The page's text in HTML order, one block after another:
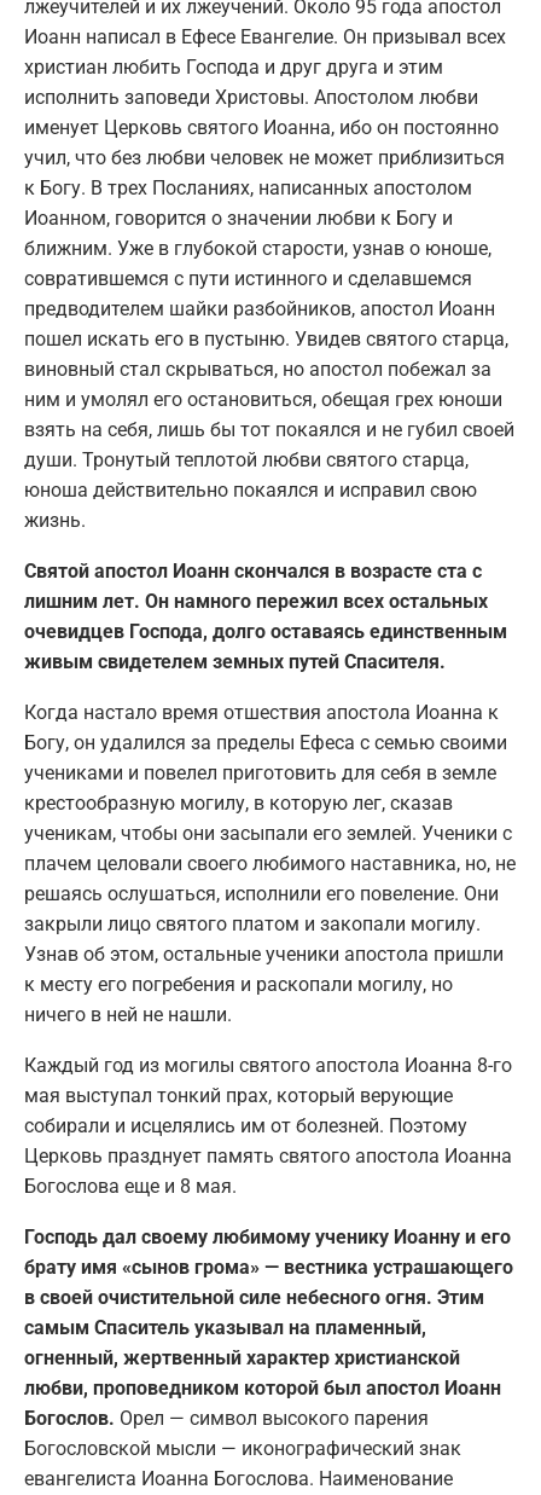
лжеучителей и их лжеучений. Около 95 года апостол
Иоанн написал в Ефесе Евангелие. Он призывал всех
христиан любить Господа и друг друга и этим
исполнить заповеди Христовы. Апостолом любви
именует Церковь святого Иоанна, ибо он постоянно
учил, что без любви человек не может приблизиться
к Богу. В трех Посланиях, написанных апостолом
Иоанном, говорится о значении любви к Богу и
ближним. Уже в глубокой старости, узнав о юноше,
совратившемся с пути истинного и сделавшемся
предводителем шайки разбойников, апостол Иоанн
пошел искать его в пустыню. Увидев святого старца,
виновный стал скрываться, но апостол побежал за
ним и умолял его остановиться, обещая грех юноши
взять на себя, лишь бы тот покаялся и не губил своей
души. Тронутый теплотой любви святого старца,
юноша действительно покаялся и исправил свою
жизнь.
Святой апостол Иоанн скончался в возрасте ста с
лишним лет. Он намного пережил всех остальных
очевидцев Господа, долго оставаясь единственным
живым свидетелем земных путей Спасителя.
Когда настало время отшествия апостола Иоанна к
Богу, он удалился за пределы Ефеса с семью своими
учениками и повелел приготовить для себя в земле
крестообразную могилу, в которую лег, сказав
ученикам, чтобы они засыпали его землей. Ученики с
плачем целовали своего любимого наставника, но, не
решаясь ослушаться, исполнили его повеление. Они
закрыли лицо святого платом и закопали могилу.
Узнав об этом, остальные ученики апостола пришли
к месту его погребения и раскопали могилу, но
ничего в ней не нашли.
Каждый год из могилы святого апостола Иоанна 8-го
мая выступал тонкий прах, который верующие
собирали и исцелялись им от болезней. Поэтому
Церковь празднует память святого апостола Иоанна
Богослова еще и 8 мая.
Господь дал своему любимому ученику Иоанну и его
брату имя «сынов грома» — вестника устрашающего
в своей очистительной силе небесного огня. Этим
самым Спаситель указывал на пламенный,
огненный, жертвенный характер христианской
любви, проповедником которой был апостол Иоанн
Богослов. Орел — символ высокого парения
Богословской мысли — иконографический знак
евангелиста Иоанна Богослова. Наименование